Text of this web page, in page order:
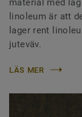
material med
linoleum är att
lager rent
juteväv.
LÄS MER